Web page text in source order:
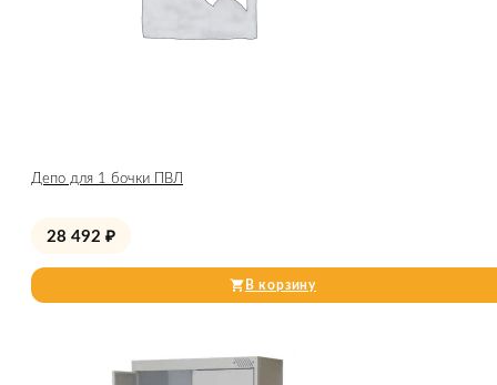
Депо для 1 бочки ПВЛ
28 492 ₽
В корзину